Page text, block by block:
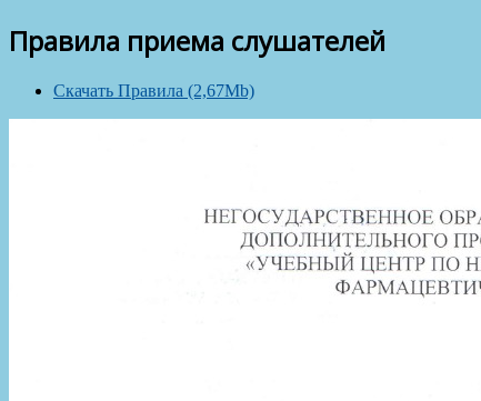
Правила приема слушателей
Скачать Правила (2,67Mb)